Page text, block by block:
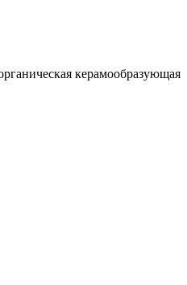
керамообразующая